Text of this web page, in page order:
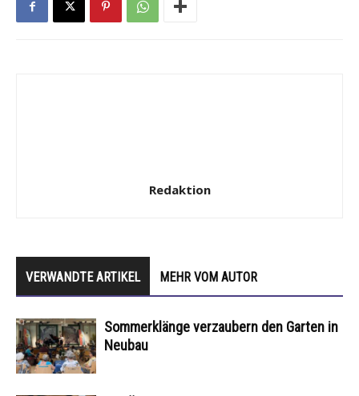
Redaktion
VERWANDTE ARTIKEL MEHR VOM AUTOR
Sommerklänge verzaubern den Garten in
Neubau